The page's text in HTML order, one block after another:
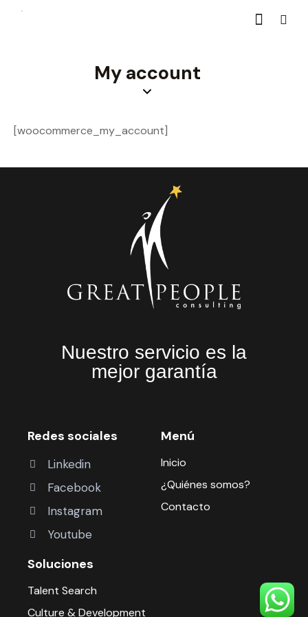
My account
[woocommerce_my_account]
Nuestro servicio es la
mejor garantía
Redes sociales
Linkedin
Facebook
Instagram
Youtube
Menú
Inicio
¿Quiénes somos?
Contacto
Soluciones
Talent Search
Culture & Development